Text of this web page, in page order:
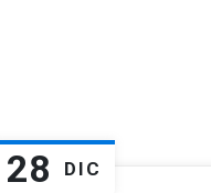
28 DIC